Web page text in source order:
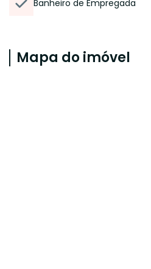
Banheiro de Empregada
Mapa do imóvel